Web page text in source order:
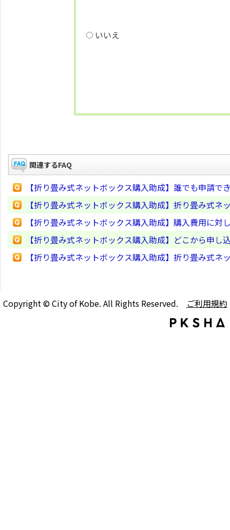
いいえ
関連するFAQ
【折り畳み式ネットボックス購入助成】誰でも申請で
【折り畳み式ネットボックス購入助成】折り畳み式
【折り畳み式ネットボックス購入助成】購入費用に
【折り畳み式ネットボックス購入助成】どこから申し
【折り畳み式ネットボックス購入助成】折り畳み式
Copyright © City of Kobe. All Rights Reserved. ご利用規約